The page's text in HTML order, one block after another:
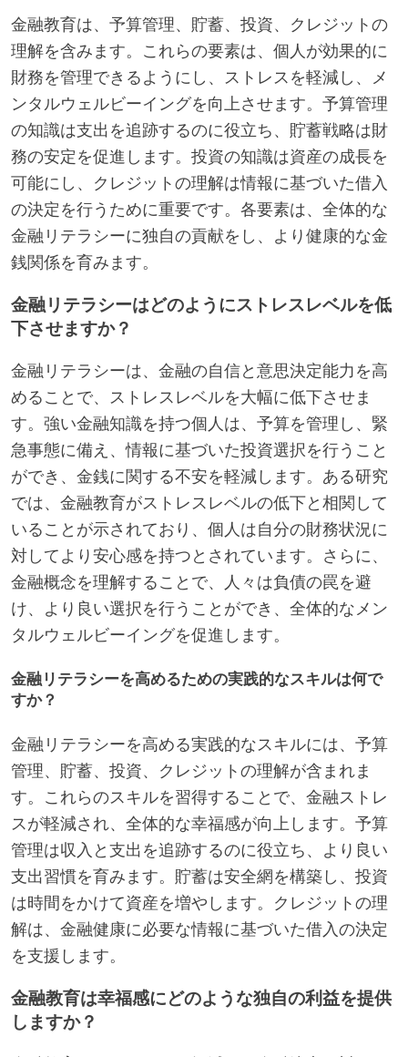
金融教育は、予算管理、貯蓄、投資、クレジットの
理解を含みます。これらの要素は、個人が効果的に
財務を管理できるようにし、ストレスを軽減し、メ
ンタルウェルビーイングを向上させます。予算管理
の知識は支出を追跡するのに役立ち、貯蓄戦略は財
務の安定を促進します。投資の知識は資産の成長を
可能にし、クレジットの理解は情報に基づいた借入
の決定を行うために重要です。各要素は、全体的な
金融リテラシーに独自の貢献をし、より健康的な金
銭関係を育みます。
金融リテラシーはどのようにストレスレベルを低
下させますか？
金融リテラシーは、金融の自信と意思決定能力を高
めることで、ストレスレベルを大幅に低下させま
す。強い金融知識を持つ個人は、予算を管理し、緊
急事態に備え、情報に基づいた投資選択を行うこと
ができ、金銭に関する不安を軽減します。ある研究
では、金融教育がストレスレベルの低下と相関して
いることが示されており、個人は自分の財務状況に
対してより安心感を持つとされています。さらに、
金融概念を理解することで、人々は負債の罠を避
け、より良い選択を行うことができ、全体的なメン
タルウェルビーイングを促進します。
金融リテラシーを高めるための実践的なスキルは何で
すか？
金融リテラシーを高める実践的なスキルには、予算
管理、貯蓄、投資、クレジットの理解が含まれま
す。これらのスキルを習得することで、金融ストレ
スが軽減され、全体的な幸福感が向上します。予算
管理は収入と支出を追跡するのに役立ち、より良い
支出習慣を育みます。貯蓄は安全網を構築し、投資
は時間をかけて資産を増やします。クレジットの理
解は、金融健康に必要な情報に基づいた借入の決定
を支援します。
金融教育は幸福感にどのような独自の利益を提供
しますか？